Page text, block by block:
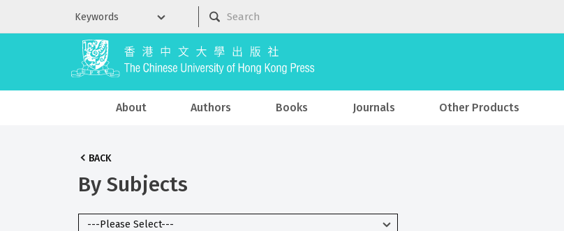
About Authors Books Journals Other Products
BACK
By Subjects